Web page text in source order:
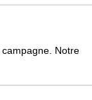
Notre